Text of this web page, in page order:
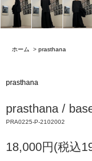
ホーム > prasthana
prasthana
prasthana /
PRA0225-P-2102002
18,000円(税込